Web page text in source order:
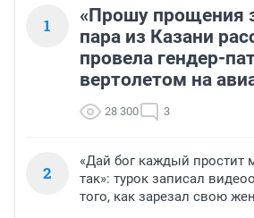
1
«Прошу прощения
пара из Казани
провела гендер-
вертолетом на
28 300 3
2
«Дай бог каждый простит
так»: турок записал
того, как зарезал свою